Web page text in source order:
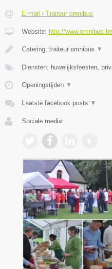
E-mail › Traiteur omnibus
Website: http://www.omnibus.be
Catering, traiteur omnibus ▼
Diensten: huwelijksfeesten,
Openingstijden ▼
Laatste facebook posts ▼
Sociale media: